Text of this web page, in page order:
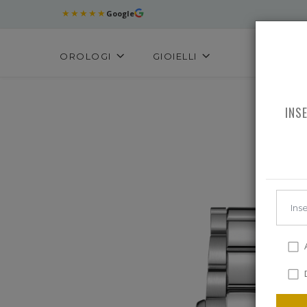
★★★★★ Google
OROLOGI GIOIELLI